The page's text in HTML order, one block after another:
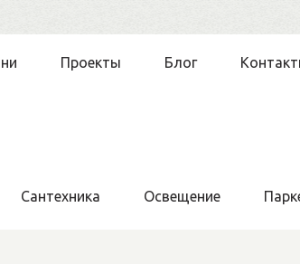
Проекты Блог
Сантехника Освещение